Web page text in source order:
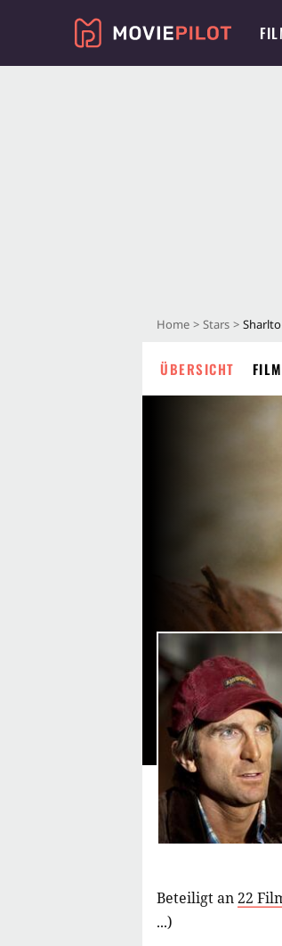
Home Stars
ÜBERSICHT
Beteiligt an22
...)